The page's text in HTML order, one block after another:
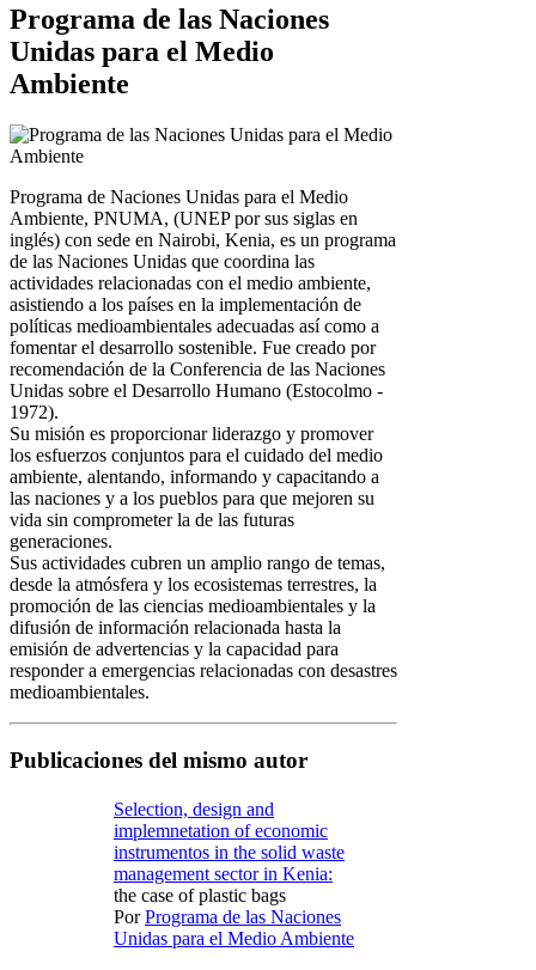
Programa de las Naciones
Unidas para el Medio
Ambiente
Programa de Naciones Unidas para el Medio
Ambiente, PNUMA, (UNEP por sus siglas en
inglés) con sede en Nairobi, Kenia, es un programa
de las Naciones Unidas que coordina las
actividades relacionadas con el medio ambiente,
asistiendo a los países en la implementación de
políticas medioambientales adecuadas así como a
fomentar el desarrollo sostenible. Fue creado por
recomendación de la Conferencia de las Naciones
Unidas sobre el Desarrollo Humano (Estocolmo -
1972).
Su misión es proporcionar liderazgo y promover
los esfuerzos conjuntos para el cuidado del medio
ambiente, alentando, informando y capacitando a
las naciones y a los pueblos para que mejoren su
vida sin comprometer la de las futuras
generaciones.
Sus actividades cubren un amplio rango de temas,
desde la atmósfera y los ecosistemas terrestres, la
promoción de las ciencias medioambientales y la
difusión de información relacionada hasta la
emisión de advertencias y la capacidad para
responder a emergencias relacionadas con desastres
medioambientales.
Publicaciones del mismo autor
Selection, design and
implemnetation of economic
instrumentos in the solid waste
management sector in Kenia:
the case of plastic bags
PorPrograma de las Naciones
Unidas para el Medio Ambiente